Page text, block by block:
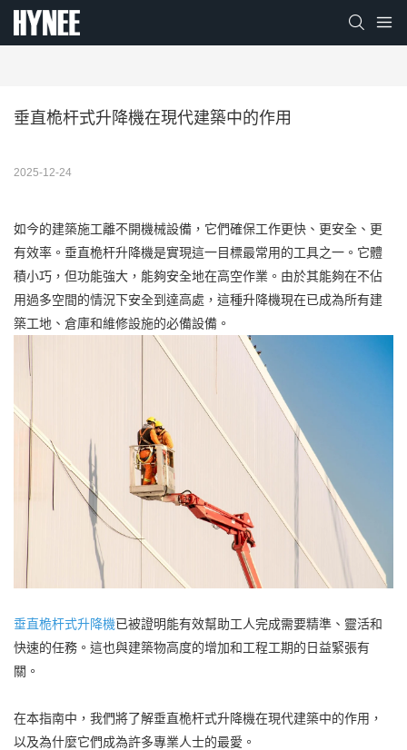
垂直桅杆式升降機在現代建築中的作用
2025-12-24
如今的建築施工離不開機械設備，它們確保工作更快、更安全、更
有效率。垂直桅杆升降機是實現這一目標最常用的工具之一。它體
積小巧，但功能強大，能夠安全地在高空作業。由於其能夠在不佔
用過多空間的情況下安全到達高處，這種升降機現在已成為所有建
築工地、倉庫和維修設施的必備設備。
垂直桅杆式升降機已被證明能有效幫助工人完成需要精準、靈活和
快速的任務。這也與建築物高度的增加和工程工期的日益緊張有
關。
在本指南中，我們將了解垂直桅杆式升降機在現代建築中的作用，
以及為什麼它們成為許多專業人士的最愛。